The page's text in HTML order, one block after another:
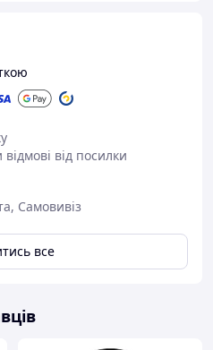
в відрядженнях,
від посилки
Самовивіз
все